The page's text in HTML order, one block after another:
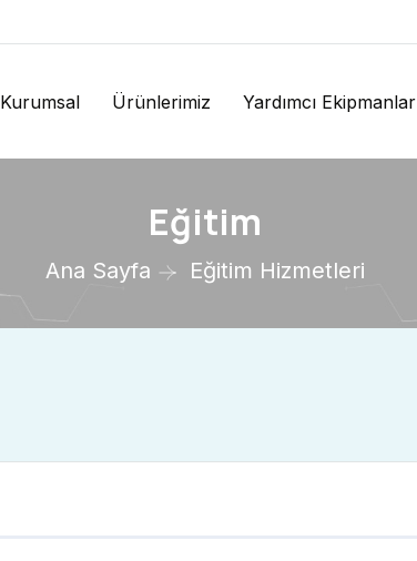
Kurumsal Ürünlerimiz Yardımcı Ekipmanlar
Eğitim
Ana Sayfa Eğitim Hizmetleri